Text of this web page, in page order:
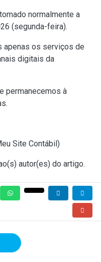
normalmente a
(segunda-feira).
apenas os serviços de
digitais da
permanecemos à
Site Contábil )
autor(es) do artigo.